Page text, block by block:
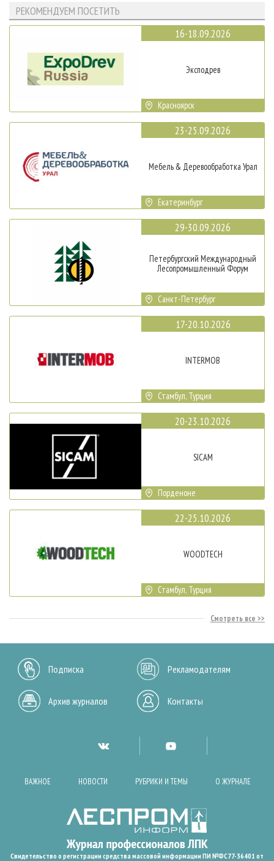
РЕКОМЕНДУЕМ ПОСЕТИТЬ
16-18.09.2026
Эксподрев
Красноярск
23-25.09.2026
Мебель & Деревообработка Урал
Екатеринбург
29-30.09.2026
Петербургский Международный
Лесопромышленный Форум
Санкт-Петербург
17-20.10.2026
INTERMOB
Стамбул, Турция
20-23.10.2026
SICAM
Порденоне
22-25.10.2026
WOODTECH
Стамбул, Турция
Смотреть все
Подписка Рекламодателям
Архив журналов Контакты
ВАЖНОЕ НОВОСТИ РУБРИКИ И ТЕМЫ О ЖУРНАЛЕ
Свидетельство о регистрации средства массовой информации ПИ №ФС77-36401 от